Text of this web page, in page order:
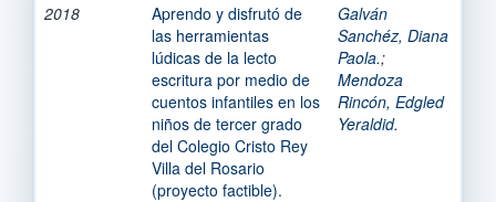
2018
Aprendo y disfrutó de
las herramientas
lúdicas de la lecto
escritura por medio de
cuentos infantiles en los
niños de tercer grado
del Colegio Cristo Rey
Villa del Rosario
(proyecto factible).
Galván
Sanchéz, Diana
Paola.;
Mendoza
Rincón, Edgled
Yeraldid.